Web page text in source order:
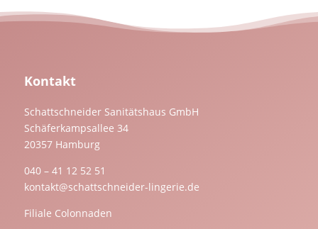
Kontakt
Schattschneider Sanitätshaus GmbH
Schäferkampsallee 34
20357 Hamburg
040 – 41 12 52 51
kontakt@schattschneider-lingerie.de
Filiale Colonnaden